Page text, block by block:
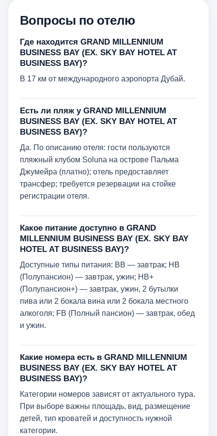
Вопросы по отелю
Где находится GRAND MILLENNIUM
BUSINESS BAY (EX. SKY BAY HOTEL AT
BUSINESS BAY)?
В 17 км от международного аэропорта Дубай.
Есть ли пляж у GRAND MILLENNIUM
BUSINESS BAY (EX. SKY BAY HOTEL AT
BUSINESS BAY)?
Да. По описанию отеля: гости пользуются
пляжный клубом Soluna на острове Пальма
Джумейра (платно); отель предоставляет
трансфер; требуется резервации на стойке
регистрации отеля.
Какое питание доступно в GRAND
MILLENNIUM BUSINESS BAY (EX. SKY BAY
HOTEL AT BUSINESS BAY)?
Доступные типы питания: BB — завтрак; HB
(Полупансион) — завтрак, ужин; HB+
(Полупансион+) — завтрак, ужин, 2 бутылки
пива или 2 бокала вина или 2 бокала местного
алкоголя; FB (Полный пансион) — завтрак, обед
и ужин.
Какие номера есть в GRAND MILLENNIUM
BUSINESS BAY (EX. SKY BAY HOTEL AT
BUSINESS BAY)?
Категории номеров зависят от актуального тура.
При выборе важны площадь, вид, размещение
детей, тип кроватей и доступность нужной
категории.